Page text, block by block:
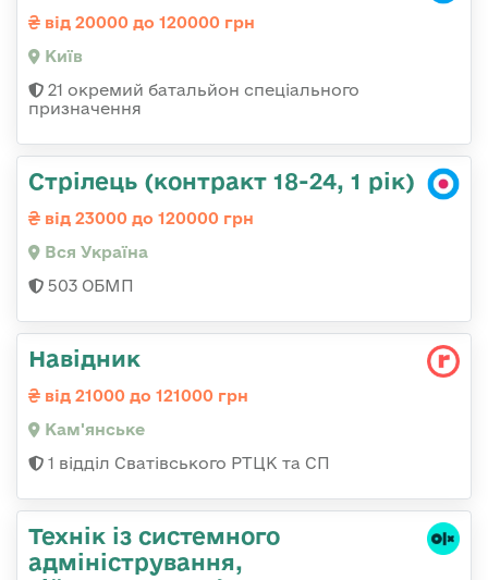
від 20000 до 120000 грн
Київ
21 окремий батальйон спеціального
призначення
Стрілець (контракт 18-24, 1 рік)
від 23000 до 120000 грн
Вся Україна
503 ОБМП
Навідник
від 21000 до 121000 грн
Кам'янське
1 відділ Сватівського РТЦК та СП
Технік із системного
адміністрування,